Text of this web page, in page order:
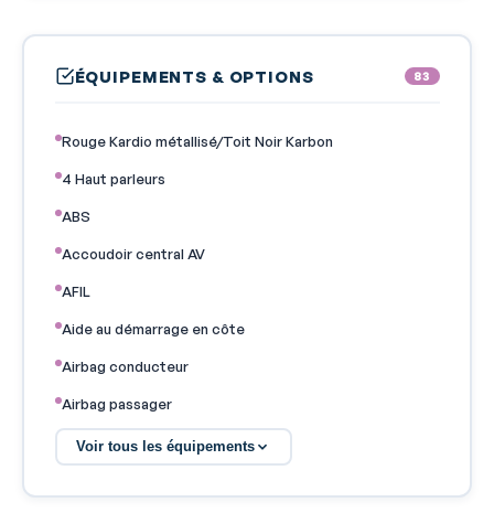
ÉQUIPEMENTS & OPTIONS 83
Rouge Kardio métallisé/Toit Noir Karbon
4 Haut parleurs
ABS
Accoudoir central AV
AFIL
Aide au démarrage en côte
Airbag conducteur
Airbag passager
Airbags latéraux avant
Voir tous les équipements